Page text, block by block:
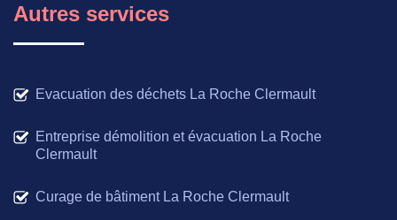
Autres services
Evacuation des déchets La Roche Clermault
Entreprise démolition et évacuation La Roche
Clermault
Curage de bâtiment La Roche Clermault